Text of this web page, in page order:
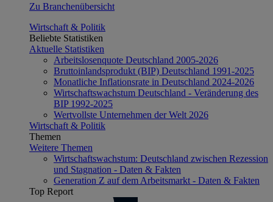
Zu Branchenübersicht
Wirtschaft & Politik
Beliebte Statistiken
Aktuelle Statistiken
Arbeitslosenquote Deutschland 2005-2026
Bruttoinlandsprodukt (BIP) Deutschland 1991-2025
Monatliche Inflationsrate in Deutschland 2024-2026
Wirtschaftswachstum Deutschland - Veränderung des
BIP 1992-2025
Wertvollste Unternehmen der Welt 2026
Wirtschaft & Politik
Themen
Weitere Themen
Wirtschaftswachstum: Deutschland zwischen Rezession
und Stagnation - Daten & Fakten
Generation Z auf dem Arbeitsmarkt - Daten & Fakten
Top Report